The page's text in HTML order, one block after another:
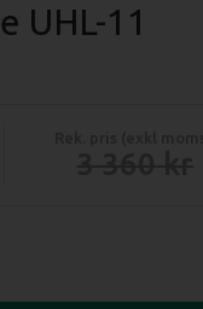
UHL-11